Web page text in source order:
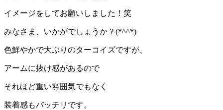
イメージをしてお願いしました！笑
みなさま、いかがでしょうか？(*^^*)
色鮮やかで大ぶりのターコイズですが、
アームに抜け感があるので
それほど重い雰囲気でもなく
装着感もバッチリです。